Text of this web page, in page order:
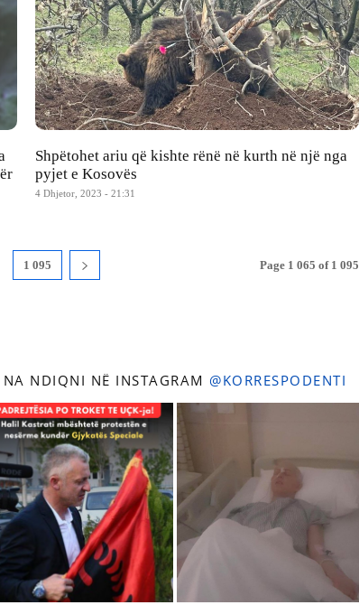
Shpëtohet ariu që kishte rënë në kurth në një nga
pyjet e Kosovës
4 Dhjetor, 2023 - 21:31
1 095 Page 1 065 of 1 095
NA NDIQNI NË INSTAGRAM @KORRESPODENTI